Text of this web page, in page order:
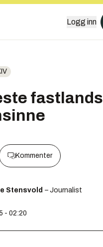
Logg inn
Kommenter
Stensvold – Journalist
- 02:20